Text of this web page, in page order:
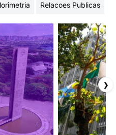
Relacoes Publicas
❯